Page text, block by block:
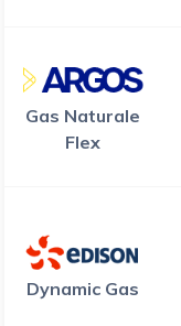
Gas Naturale
Flex
Dynamic Gas